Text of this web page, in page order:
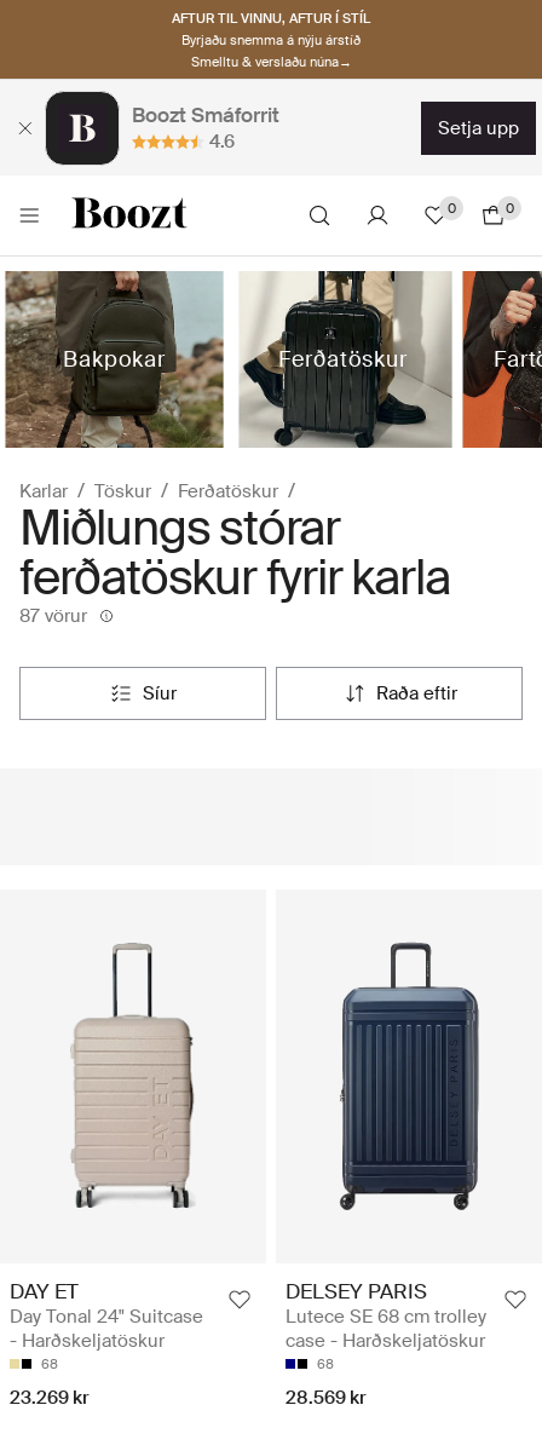
AFTUR TIL VINNU, AFTUR Í STÍL
Byrjaðu snemma á nýju árstíð
Smelltu & verslaðu núna→
Boozt Smáforrit
4.6
setja upp
0 0
Bakpokar Ferðatöskur
Karlar Töskur Ferðatöskur
Miðlungs stórar
ferðatöskur fyrir karla
87 vörur
síur raða eftir
DAY ET
Day Tonal 24" Suitcase
- Harðskeljatöskur
68
23.269 kr
DELSEY PARIS
Lutece SE 68 cm trolley
case - Harðskeljatöskur
68
28.569 kr